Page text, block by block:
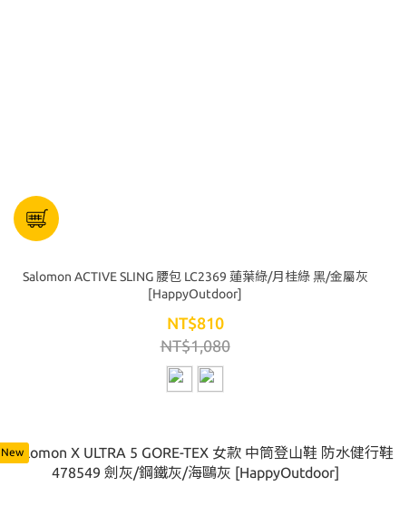
Salomon ACTIVE SLING 腰包 LC2369 蓮葉綠/月桂綠 黑/金屬灰
[HappyOutdoor]
NT$810
NT$1,080
New